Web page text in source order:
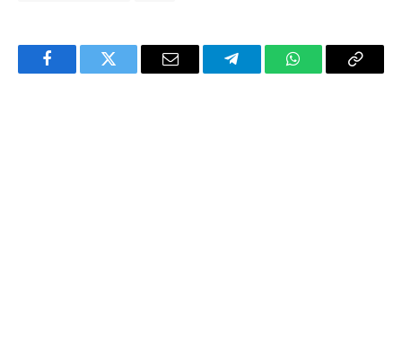
FacebookTwitter Email TelegramWhatsAppCopy